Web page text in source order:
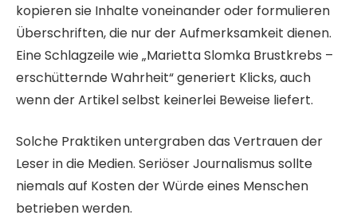
kopieren sie Inhalte voneinander oder formulieren
Überschriften, die nur der Aufmerksamkeit dienen.
Eine Schlagzeile wie „Marietta Slomka Brustkrebs –
erschütternde Wahrheit“ generiert Klicks, auch
wenn der Artikel selbst keinerlei Beweise liefert.
Solche Praktiken untergraben das Vertrauen der
Leser in die Medien. Seriöser Journalismus sollte
niemals auf Kosten der Würde eines Menschen
betrieben werden.